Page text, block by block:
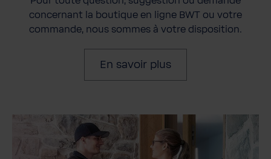
concernant la boutique en ligne BWT ou votre
commande, nous sommes à votre disposition.
En savoir plus